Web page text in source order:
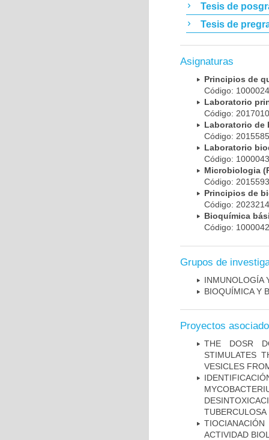
Tesis de
Tesis de
Asignaturas
Principios de
Código:
Laboratorio
Código:
Laboratorio de
Código:
Laboratorio
Código:
Microbiologia
Código:
Principios de
Código:
Bioquímica
Código:
Grupos de
INMUNOLOGÍA
BIOQUÍMICA Y
Proyectos
THE DOSR
STIMULATES
VESICLES
TUBERCULOSA
ACTIVIDAD